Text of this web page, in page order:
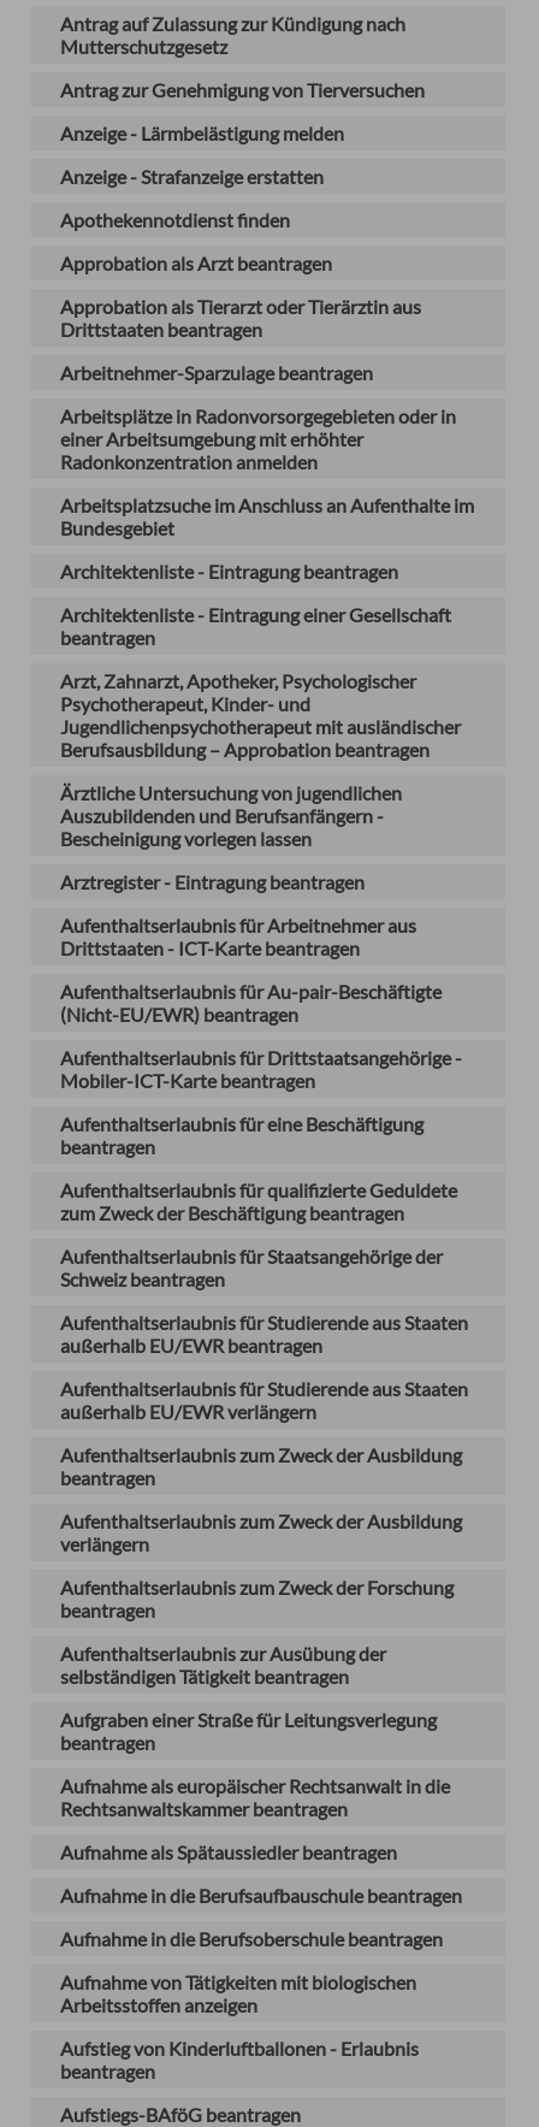
Antrag auf Zulassung zur Kündigung nach
Mutterschutzgesetz
Antrag zur Genehmigung von Tierversuchen
Anzeige - Lärmbelästigung melden
Anzeige - Strafanzeige erstatten
Apothekennotdienst finden
Approbation als Arzt beantragen
Approbation als Tierarzt oder Tierärztin aus
Drittstaaten beantragen
Arbeitnehmer-Sparzulage beantragen
Arbeitsplätze in Radonvorsorgegebieten oder in
einer Arbeitsumgebung mit erhöhter
Radonkonzentration anmelden
Arbeitsplatzsuche im Anschluss an Aufenthalte im
Bundesgebiet
Architektenliste - Eintragung beantragen
Architektenliste - Eintragung einer Gesellschaft
beantragen
Arzt, Zahnarzt, Apotheker, Psychologischer
Psychotherapeut, Kinder- und
Jugendlichenpsychotherapeut mit ausländischer
Berufsausbildung – Approbation beantragen
Ärztliche Untersuchung von jugendlichen
Auszubildenden und Berufsanfängern -
Bescheinigung vorlegen lassen
Arztregister - Eintragung beantragen
Aufenthaltserlaubnis für Arbeitnehmer aus
Drittstaaten - ICT-Karte beantragen
Aufenthaltserlaubnis für Au-pair-Beschäftigte
(Nicht-EU/EWR) beantragen
Aufenthaltserlaubnis für Drittstaatsangehörige -
Mobiler-ICT-Karte beantragen
Aufenthaltserlaubnis für eine Beschäftigung
beantragen
Aufenthaltserlaubnis für qualifizierte Geduldete
zum Zweck der Beschäftigung beantragen
Aufenthaltserlaubnis für Staatsangehörige der
Schweiz beantragen
Aufenthaltserlaubnis für Studierende aus Staaten
außerhalb EU/EWR beantragen
Aufenthaltserlaubnis für Studierende aus Staaten
außerhalb EU/EWR verlängern
Aufenthaltserlaubnis zum Zweck der Ausbildung
beantragen
Aufenthaltserlaubnis zum Zweck der Ausbildung
verlängern
Aufenthaltserlaubnis zum Zweck der Forschung
beantragen
Aufenthaltserlaubnis zur Ausübung der
selbständigen Tätigkeit beantragen
Aufgraben einer Straße für Leitungsverlegung
beantragen
Aufnahme als europäischer Rechtsanwalt in die
Rechtsanwaltskammer beantragen
Aufnahme als Spätaussiedler beantragen
Aufnahme in die Berufsaufbauschule beantragen
Aufnahme in die Berufsoberschule beantragen
Aufnahme von Tätigkeiten mit biologischen
Arbeitsstoffen anzeigen
Aufstieg von Kinderluftballonen - Erlaubnis
beantragen
Aufstiegs-BAföG beantragen